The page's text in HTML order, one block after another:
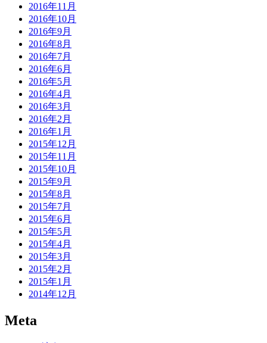
2016年11月
2016年10月
2016年9月
2016年8月
2016年7月
2016年6月
2016年5月
2016年4月
2016年3月
2016年2月
2016年1月
2015年12月
2015年11月
2015年10月
2015年9月
2015年8月
2015年7月
2015年6月
2015年5月
2015年4月
2015年3月
2015年2月
2015年1月
2014年12月
Meta